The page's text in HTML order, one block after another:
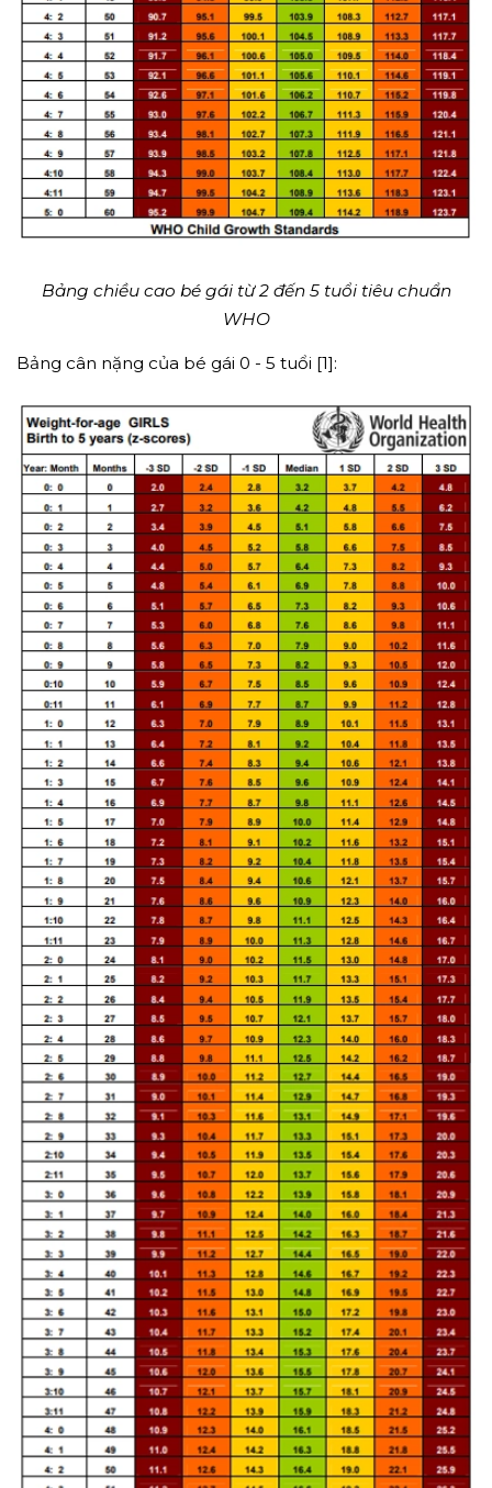
Bảng chiều cao bé gái từ 2 đến 5 tuổi tiêu chuẩn
WHO
Bảng cân nặng của bé gái 0 - 5 tuổi [1]: